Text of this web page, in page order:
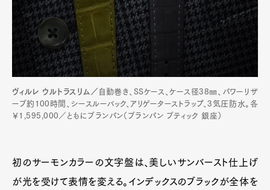
ヴィルレ ウルトラスリム／ 自動巻き、SSケース、ケース径38㎜、パワーリザ
ーブ約100時間、シースルーバック、アリゲーターストラップ、3気圧防水。各
￥1,595,000／ともにブランパン（ブランパン ブティック 銀座）
初のサーモンカラーの文字盤は、美しいサンバースト仕上げ
が光を受けて表情を変える。インデックスのブラックが全体を